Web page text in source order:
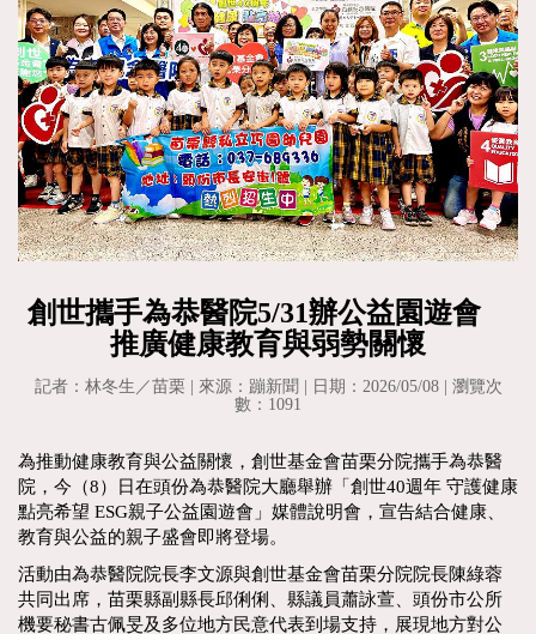
g
a
t
i
o
n
u
s
創世攜手為恭醫院5/31辦公益園遊會
推廣健康教育與弱勢關懷
記者：林冬生／苗栗 | 來源：蹦新聞 | 日期：2026/05/08 | 瀏覽次
數：1091
為推動健康教育與公益關懷，創世基金會苗栗分院攜手為恭醫
院，今（8）日在頭份為恭醫院大廳舉辦「創世40週年 守護健康
點亮希望 ESG親子公益園遊會」媒體說明會，宣告結合健康、
教育與公益的親子盛會即將登場。
活動由為恭醫院院長李文源與創世基金會苗栗分院院長陳綠蓉
共同出席，苗栗縣副縣長邱俐俐、縣議員蕭詠萱、頭份市公所
機要秘書古佩旻及多位地方民意代表到場支持，展現地方對公